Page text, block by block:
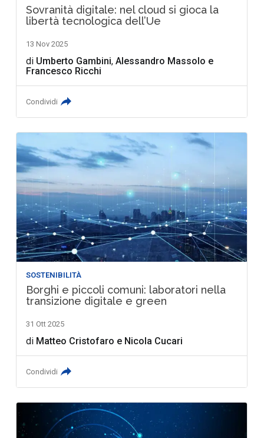
Sovranità digitale: nel cloud si gioca la
libertà tecnologica dell’Ue
13 Nov 2025
di Umberto Gambini,Alessandro Massolo e
Francesco Ricchi
Condividi
SOSTENIBILITÀ
Borghi e piccoli comuni: laboratori nella
transizione digitale e green
31 Ott 2025
di Matteo Cristofaro e Nicola Cucari
Condividi